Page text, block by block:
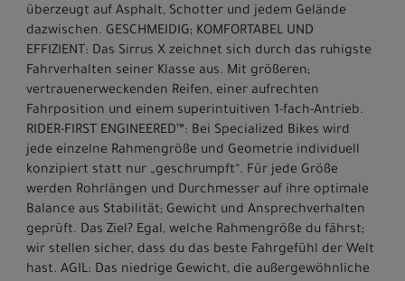
überzeugt auf Asphalt, Schotter und jedem Gelände
dazwischen. GESCHMEIDIG; KOMFORTABEL UND
EFFIZIENT: Das Sirrus X zeichnet sich durch das ruhigste
Fahrverhalten seiner Klasse aus. Mit größeren;
vertrauenerweckenden Reifen, einer aufrechten
Fahrposition und einem superintuitiven 1-fach-Antrieb.
RIDER-FIRST ENGINEERED™: Bei Specialized Bikes wird
jede einzelne Rahmengröße und Geometrie individuell
konzipiert statt nur „geschrumpft“. Für jede Größe
werden Rohrlängen und Durchmesser auf ihre optimale
Balance aus Stabilität; Gewicht und Ansprechverhalten
geprüft. Das Ziel? Egal, welche Rahmengröße du fährst;
wir stellen sicher, dass du das beste Fahrgefühl der Welt
hast. AGIL: Das niedrige Gewicht, die außergewöhnliche